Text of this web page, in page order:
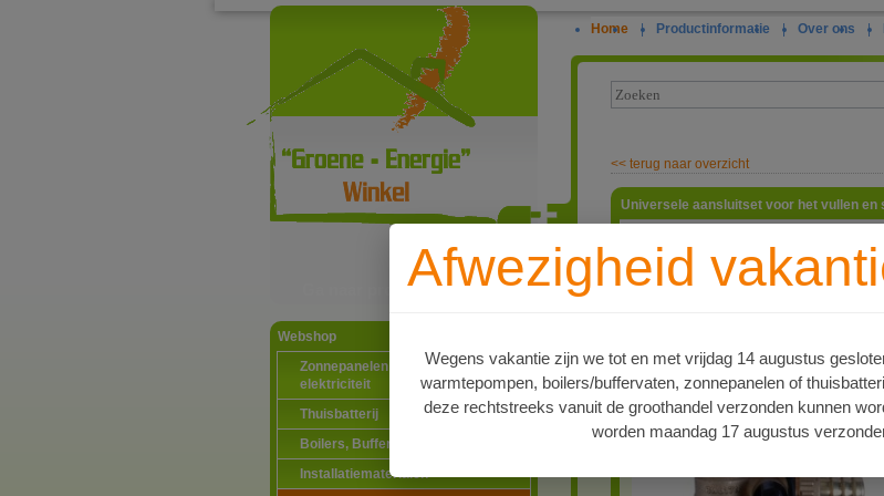
Ga naar productinformatie
Webshop
Zonnepanelen PV-systemen
elektriciteit
Thuisbatterij
Boilers, Buffervaten en toebehoren
Installatiematerialen
Home | Productinformatie | Over ons |
Afwezigheid
Wegens vakantie zijn we tot en met vrijdag 14 augustus
warmtepompen, boilers/buffervaten, zonnepanelen of
deze rechtstreeks vanuit de groothandel verzonden kunnen
worden maandag 17 augustus
<< terug naar overzicht
Universele aansluitset voor het vullen